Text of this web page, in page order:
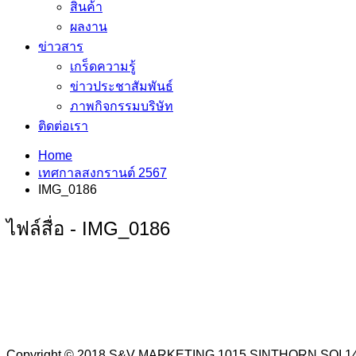
สินค้า
ผลงาน
ข่าวสาร
เกร็ดความรู้
ข่าวประชาสัมพันธ์
ภาพกิจกรรมบริษัท
ติดต่อเรา
Home
เทศกาลสงกรานต์ 2567
IMG_0186
ไฟล์สื่อ - IMG_0186